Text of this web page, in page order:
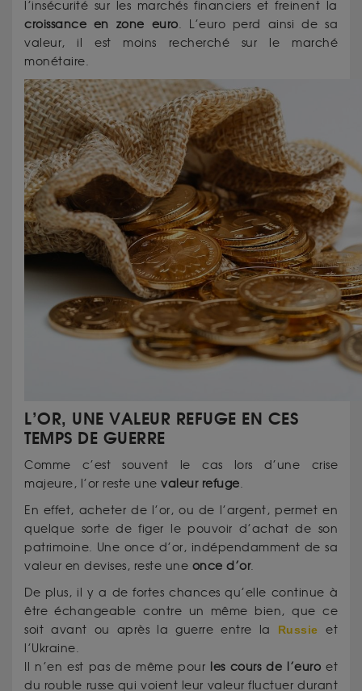
l’insécurité sur les marchés financiers et freinent la
croissance en zone euro. L’euro perd ainsi de sa
valeur, il est moins recherché sur le marché
monétaire.
L’OR, UNE VALEUR REFUGE EN CES
TEMPS DE GUERRE
Comme c’est souvent le cas lors d’une crise
majeure, l’or reste une valeur refuge.
En effet, acheter de l’or, ou de l’argent, permet en
quelque sorte de figer le pouvoir d’achat de son
patrimoine. Une once d’or, indépendamment de sa
valeur en devises, reste une once d’or.
De plus, il y a de fortes chances qu’elle continue à
être échangeable contre un même bien, que ce
soit avant ou après la guerre entre la Russie et
l’Ukraine.
Il n’en est pas de même pour les cours de l’euro et
du rouble russe qui voient leur valeur fluctuer durant